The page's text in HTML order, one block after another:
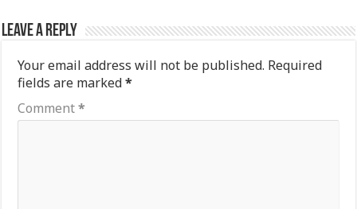
Leave a Reply
Your email address will not be published. Required
fields are marked*
Comment*